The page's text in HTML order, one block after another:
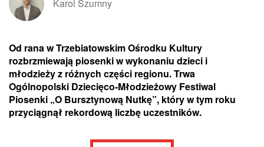
Karol Szumny
Od rana w Trzebiatowskim Ośrodku Kultury
rozbrzmiewają piosenki w wykonaniu dzieci i
młodzieży z różnych części regionu. Trwa
Ogólnopolski Dziecięco-Młodzieżowy Festiwal
Piosenki „O Bursztynową Nutkę”, który w tym roku
przyciągnął rekordową liczbę uczestników.